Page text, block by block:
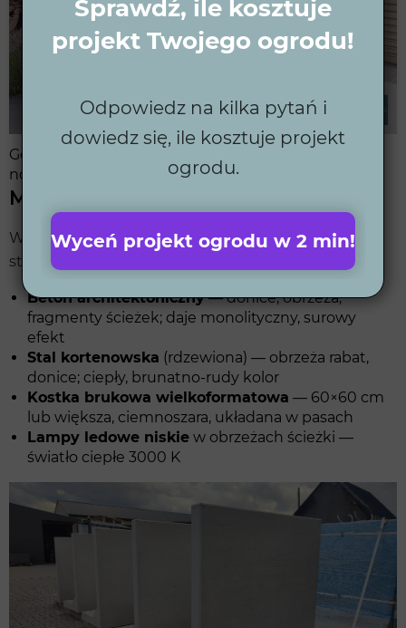
Geometryczne kształty rabat — fundament
nowoczesnej aranżacji.
Materiały i mała architektura
W nowoczesnej aranżacji przed domem najczęściej
stosuje się:
Beton architektoniczny— donice, obrzeża,
fragmenty ścieżek; daje monolityczny, surowy
efekt
Stal kortenowska (rdzewiona) — obrzeża rabat,
donice; ciepły, brunatno-rudy kolor
Kostka brukowa wielkoformatowa — 60×60 cm
lub większa, ciemnoszara, układana w pasach
Lampy ledowe niskie w obrzeżach ścieżki —
światło ciepłe 3000 K
Sprawdź, ile kosztuje
projekt Twojego ogrodu!
Odpowiedz na kilka pytań i
dowiedz się, ile kosztuje projekt
ogrodu.
Wyceń projekt ogrodu w 2 min!